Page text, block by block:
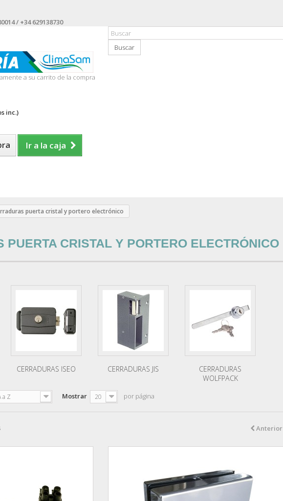
/ +34 629138730
Buscar
a su carrito de la compra
inc.)
Ir a la caja
puerta cristal y portero electrónico
PUERTA CRISTAL Y PORTERO ELECTRÓNICO
CERRADURAS ISEO CERRADURAS JIS
CERRADURAS
WOLFPACK
a Z Mostrar 20 por página
Anterior